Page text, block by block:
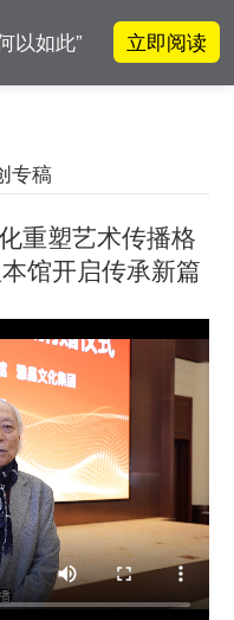
以如此” 立即阅读
体的早期
跨学
专稿
重塑艺术传播格
馆开启传承新篇